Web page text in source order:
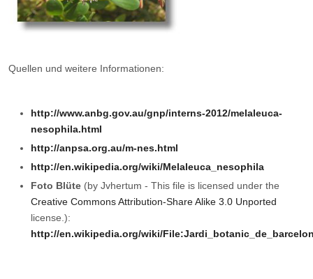
Quellen und weitere Informationen:
http://www.anbg.gov.au/gnp/interns-2012/melaleuca-
nesophila.html
http://anpsa.org.au/m-nes.html
http://en.wikipedia.org/wiki/Melaleuca_nesophila
Foto Blüte (by Jvhertum - This file is licensed under the
Creative CommonsAttribution-Share Alike 3.0 Unported
license.):
http://en.wikipedia.org/wiki/